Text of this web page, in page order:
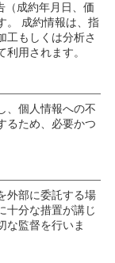
（成約年月日、価
。 成約情報は、指
工もしくは分析さ
用されます。
、個人情報への不
るため、必要かつ
外部に委託する場
十分な措置が講じ
な監督を行いま